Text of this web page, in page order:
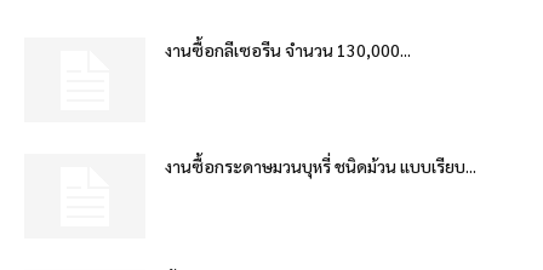
งานซื้อกลีเซอรีน จำนวน 130,000...
งานซื้อกระดาษมวนบุหรี่ ชนิดม้วน แบบเรียบ...